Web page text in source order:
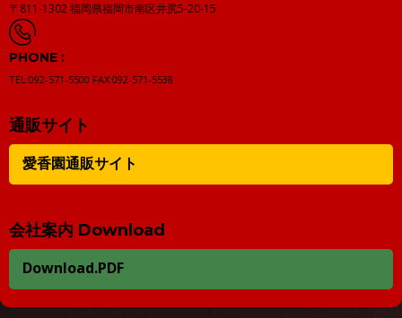
〒811-1302福岡県福岡市南区井尻5-20-15
PHONE :
TEL:092-571-5500 FAX:092-571-5538
通販サイト
愛香園通販サイト
会社案内 Download
Download.PDF